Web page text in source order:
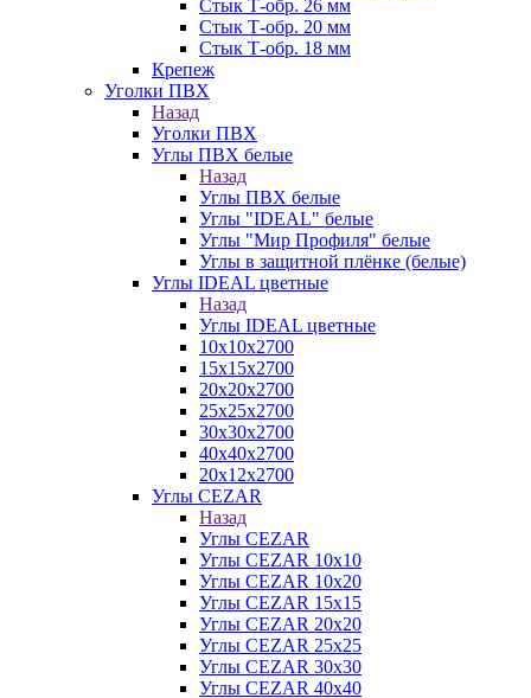
Стык Т-обр. 26 мм
Стык Т-обр. 20 мм
Стык Т-обр. 18 мм
Крепеж
Уголки ПВХ
Назад
Уголки ПВХ
Углы ПВХ белые
Назад
Углы ПВХ белые
Углы "IDEAL" белые
Углы "Мир Профиля" белые
Углы в защитной плёнке (белые)
Углы IDEAL цветные
Назад
Углы IDEAL цветные
10х10х2700
15х15х2700
20х20х2700
25х25х2700
30х30х2700
40х40х2700
20х12х2700
Углы CEZAR
Назад
Углы CEZAR
Углы CEZAR 10х10
Углы CEZAR 10х20
Углы CEZAR 15х15
Углы CEZAR 20х20
Углы CEZAR 25х25
Углы CEZAR 30х30
Углы CEZAR 40х40